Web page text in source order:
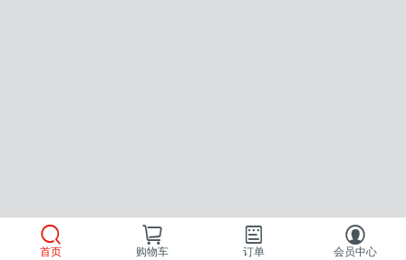
首页 购物车 订单 会员中心